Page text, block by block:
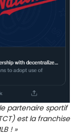
partenaire sportif
est la franchise
! »